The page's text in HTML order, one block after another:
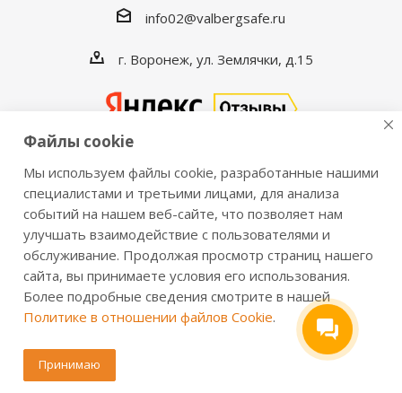
info02@valbergsafe.ru
г. Воронеж, ул. Землячки, д.15
2016-2026 © VALBERGSAFE.RU — Интернет-магазин
сейфов Valberg и металлической мебели Практик.
Продажа сейфов для дома и офиса, металлических
шкафов, стеллажей, металлических дверей.
Информация о розничных ценах, технических
характеристиках, наличии на складе носит справочный
характер и не является публичной офертой,
определяемой положениями из Статьи 437 ч.2 ГК РФ.
Файлы cookie
Мы используем файлы cookie, разработанные нашими
специалистами и третьими лицами, для анализа
событий на нашем веб-сайте, что позволяет нам
улучшать взаимодействие с пользователями и
обслуживание. Продолжая просмотр страниц нашего
сайта, вы принимаете условия его использования.
Более подробные сведения смотрите в нашей
Политике в отношении файлов Cookie.
Принимаю